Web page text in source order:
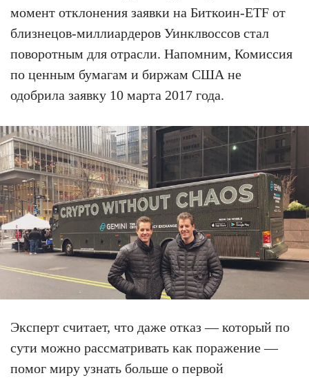
момент отклонения заявки на Биткоин-ETF от
близнецов-миллиардеров Уинклвоссов стал
поворотным для отрасли. Напомним, Комиссия
по ценным бумагам и биржам США не
одобрила заявку 10 марта 2017 года.
Эксперт считает, что даже отказ — который по
сути можно рассматривать как поражение —
помог миру узнать больше о первой